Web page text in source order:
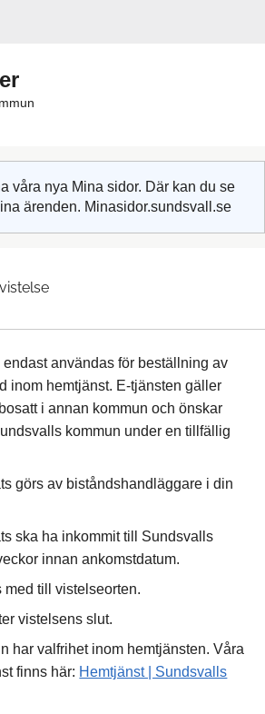
våra nya Mina sidor. Där kan du se
ärenden. Minasidor.sundsvall.se
användas för beställning av
inom hemtjänst. E-tjänsten gäller
i annan kommun och önskar
kommun under en tillfällig
görs av biståndshandläggare i din
ska ha inkommit till Sundsvalls
innan ankomstdatum.
med till vistelseorten.
vistelsens slut.
har valfrihet inom hemtjänsten. Våra
finns här: Hemtjänst | Sundsvalls